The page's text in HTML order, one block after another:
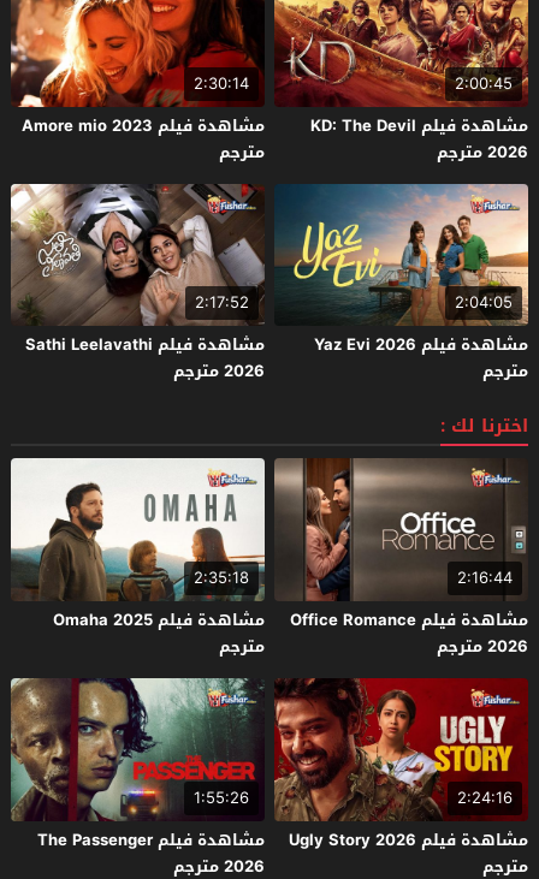
2:00:45
مشاهدة فيلم KD: The Devil
2026 مترجم
2:30:14
مشاهدة فيلم Amore mio 2023
مترجم
2:04:05
مشاهدة فيلم Yaz Evi 2026
مترجم
2:17:52
مشاهدة فيلم Sathi Leelavathi
2026 مترجم
اخترنا لك :
2:16:44
مشاهدة فيلم Office Romance
2026 مترجم
2:35:18
مشاهدة فيلم Omaha 2025
مترجم
2:24:16
مشاهدة فيلم Ugly Story 2026
مترجم
1:55:26
مشاهدة فيلم The Passenger
2026 مترجم